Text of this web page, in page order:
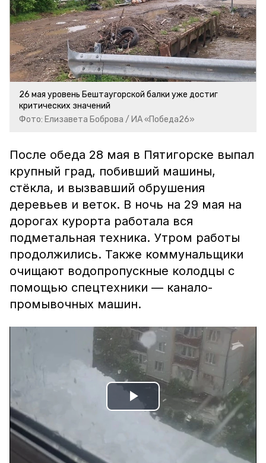
26 мая уровень Бештаугорской балки уже достиг
критических значений
Фото: Елизавета Боброва / ИА «Победа26»
После обеда 28 мая в Пятигорске выпал
крупный град, побивший машины,
стёкла, и вызвавший обрушения
деревьев и веток. В ночь на 29 мая на
дорогах курорта работала вся
подметальная техника. Утром работы
продолжились. Также коммунальщики
очищают водопропускные колодцы с
помощью спецтехники — канало-
промывочных машин.
Play
Video